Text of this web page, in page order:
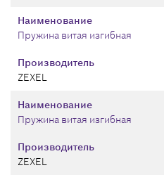
Производитель
ZEXEL
Наименование
Пружина витая изгибная
Производитель
ZEXEL
Наименование
Пружина витая изгибная